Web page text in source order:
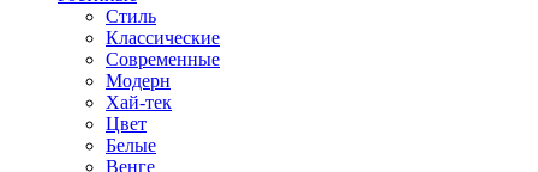
Стиль
Классические
Современные
Модерн
Хай-тек
Цвет
Белые
Венге